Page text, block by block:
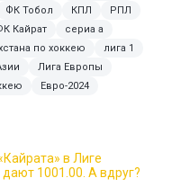
ФК Тобол КПЛ
РПЛ
Кайрат
сериа а
по хоккею
лига 1
Лига Европы
Евро-2024
в Лиге
1001.00. А вдруг?